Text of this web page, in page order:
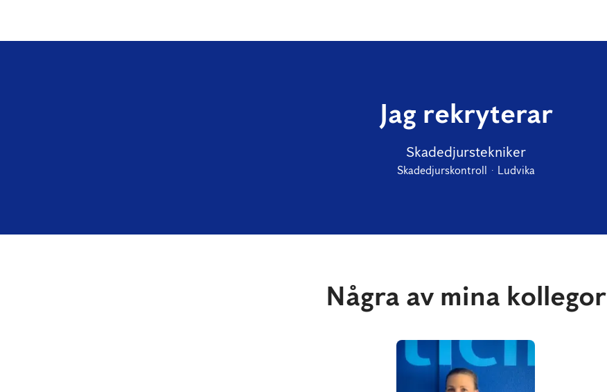
Jag rekryterar
Skadedjurstekniker
Skadedjurskontroll · Ludvika
Några av mina kollegor